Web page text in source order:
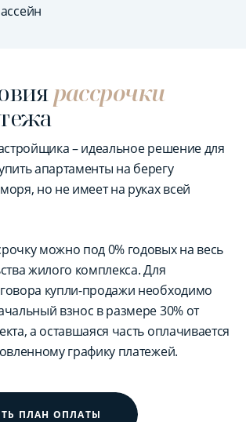
рассрочки
– идеальное решение для
апартаменты на берегу
но не имеет на руках всей
можно под 0% годовых на весь
жилого комплекса. Для
купли-продажи необходимо
взнос в размере 30% от
а оставшаяся часть оплачивается
графику платежей.
ПЛАН ОПЛАТЫ